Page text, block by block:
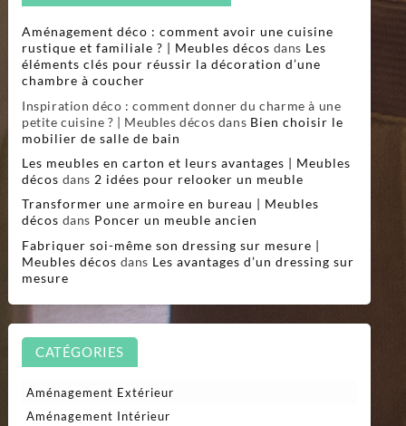
Aménagement déco : comment avoir une cuisine
rustique et familiale ? | Meubles décos dans Les
éléments clés pour réussir la décoration d’une
chambre à coucher
Inspiration déco : comment donner du charme à une
petite cuisine ? | Meubles décos dans Bien choisir le
mobilier de salle de bain
Les meubles en carton et leurs avantages | Meubles
décos dans 2 idées pour relooker un meuble
Transformer une armoire en bureau | Meubles
décos dans Poncer un meuble ancien
Fabriquer soi-même son dressing sur mesure |
Meubles décos dans Les avantages d’un dressing sur
mesure
CATÉGORIES
Aménagement Extérieur
Aménagement Intérieur